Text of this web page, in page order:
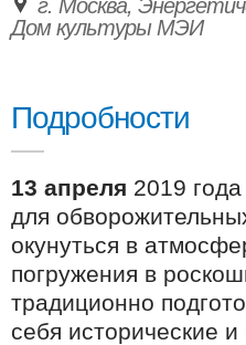
г. Москва,
Дом культуры МЭИ
Подробности
13 апреля 2019
для
окунуться в
погружения в
традиционно
себя исторические